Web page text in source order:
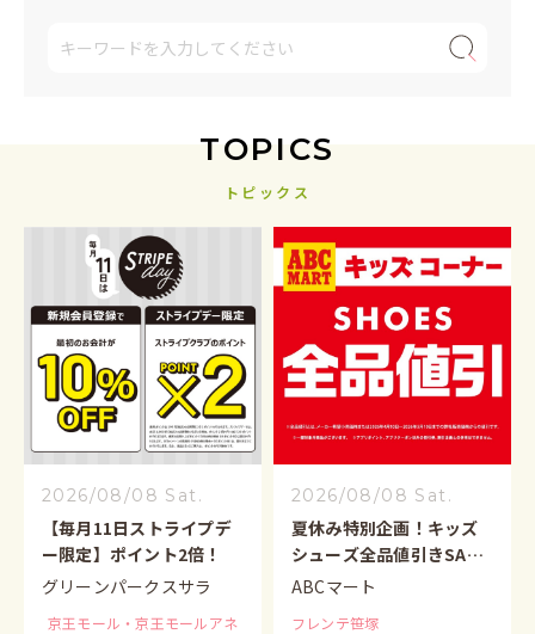
TOPICS
トピックス
2026/08/08 Sat.
【毎月11日ストライプデ
ー限定】ポイント2倍！
グリーンパークスサラ
京王モール・京王モールアネ
2026/08/08 Sat.
夏休み特別企画！キッズ
シューズ全品値引きSALE
開催中♪
ABCマート
フレンテ笹塚